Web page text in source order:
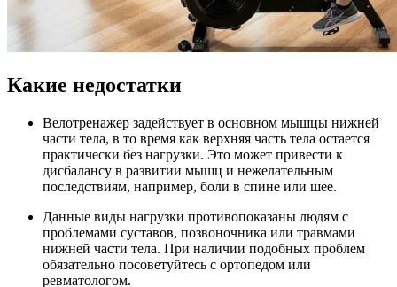
Какие недостатки
Велотренажер задействует в основном мышцы нижней
части тела, в то время как верхняя часть тела остается
практически без нагрузки. Это может привести к
дисбалансу в развитии мышц и нежелательным
последствиям, например, боли в спине или шее.
Данные виды нагрузки противопоказаны людям с
проблемами суставов, позвоночника или травмами
нижней части тела. При наличии подобных проблем
обязательно посоветуйтесь с ортопедом или
ревматологом.